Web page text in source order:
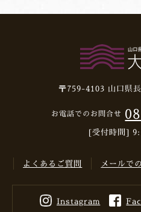
〒759-4103 山口県
お電話でのお問合せ
[受付時間]
よくあるご質問 メールで
Instagram